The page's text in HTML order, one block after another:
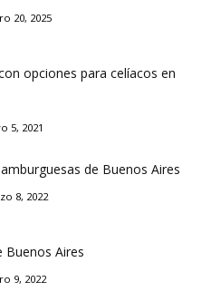
20, 2025
opciones para celíacos en
5, 2021
de Buenos Aires
8, 2022
Buenos Aires
9, 2022